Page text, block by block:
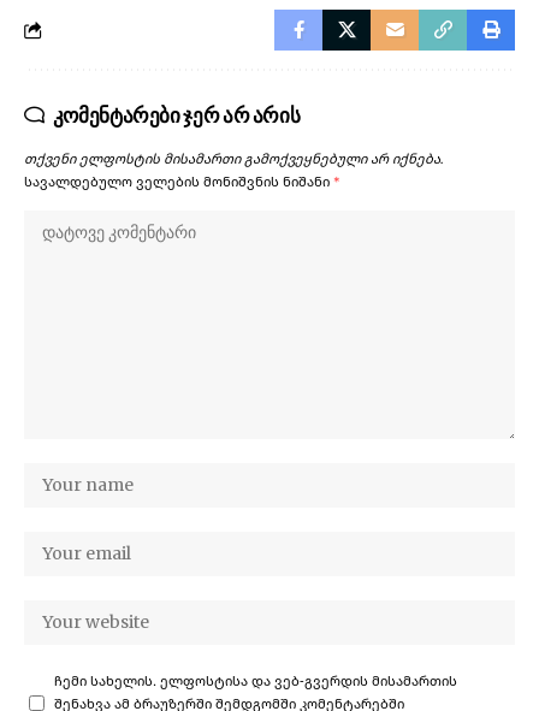
კომენტარები ჯერ არ არის
თქვენი ელფოსტის მისამართი გამოქვეყნებული არ იქნება.
სავალდებულო ველების მონიშვნის ნიშანი *
ჩემი სახელის. ელფოსტისა და ვებ-გვერდის მისამართის
შენახვა ამ ბრაუზერში შემდგომში კომენტარებში